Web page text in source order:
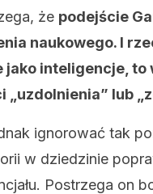
że podejście
naukowego. I
jako inteligencje, to
lub
ignorować tak
w dziedzinie
Postrzega on